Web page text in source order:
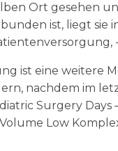
Ort gesehen
ist, liegt
ist eine weitere
nachdem im
Surgery
Low